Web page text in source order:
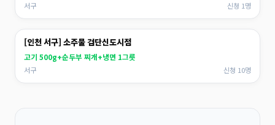
서구 신청 1명
[인천 서구] 소주물 검단신도시점
고기 500g+순두부 찌개+냉면 1그릇
서구 신청 10명